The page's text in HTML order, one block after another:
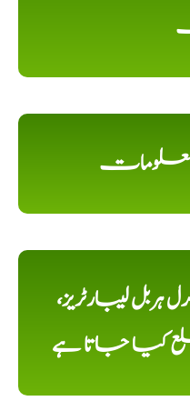
معلومات
لیبارٹریز،
کیا جاتا ہے